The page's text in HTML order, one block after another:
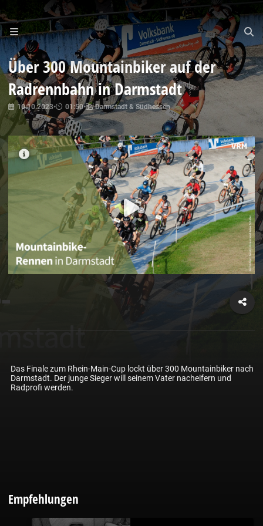
Über 300 Mountainbiker auf der
Radrennbahn in Darmstadt
10.10.2023• 01:50• Darmstadt & Südhessen
Das Finale zum Rhein-Main-Cup lockt über 300 Mountainbiker nach
Darmstadt. Der junge Sieger will seinem Vater nacheifern und
Radprofi werden.
Empfehlungen